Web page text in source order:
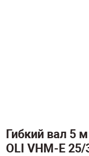
Гибкий вал 5
OLI VHM-E 25/